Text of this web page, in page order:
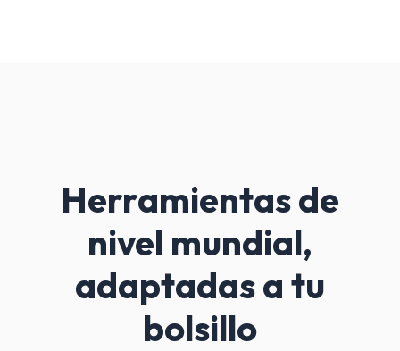
Herramientas de
nivel mundial,
adaptadas a tu
bolsillo